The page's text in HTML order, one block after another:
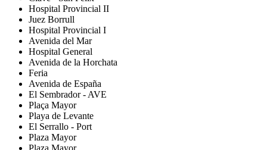
Hospital Provincial II
Juez Borrull
Hospital Provincial I
Avenida del Mar
Hospital General
Avenida de la Horchata
Feria
Avenida de España
El Sembrador - AVE
Plaça Mayor
Playa de Levante
El Serrallo - Port
Plaza Mayor
Plaza Mayor